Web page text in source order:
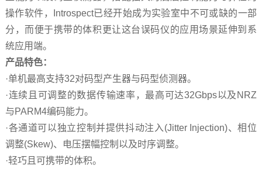
操作软件，Introspect已经开始成为实验室中不可或缺的一部
分，而便于携带的体积更让这台误码仪的应用场景延伸到系
统应用端。
产品特色：
·单机最高支持32对码型产生器与码型侦测器。
·连续且可调整的数据传输速率，最高可达32Gbps以及NRZ
与PARM4编码能力。
·各通道可以独立控制并提供抖动注入(Jitter Injection)、相位
调整(Skew)、电压摆幅控制以及时序调整。
·轻巧且可携带的体积。